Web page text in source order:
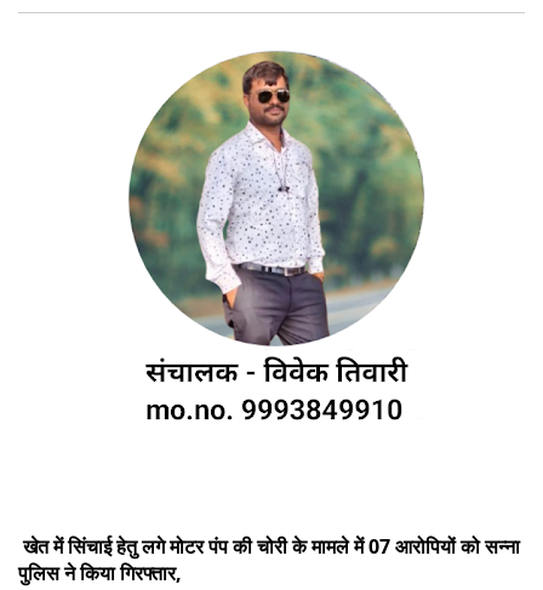
खेत में सिंचाई हेतु लगे मोटर पंप की चोरी के मामले में 07 आरोपियों को सन्ना
पुलिस ने किया गिरफ्तार,